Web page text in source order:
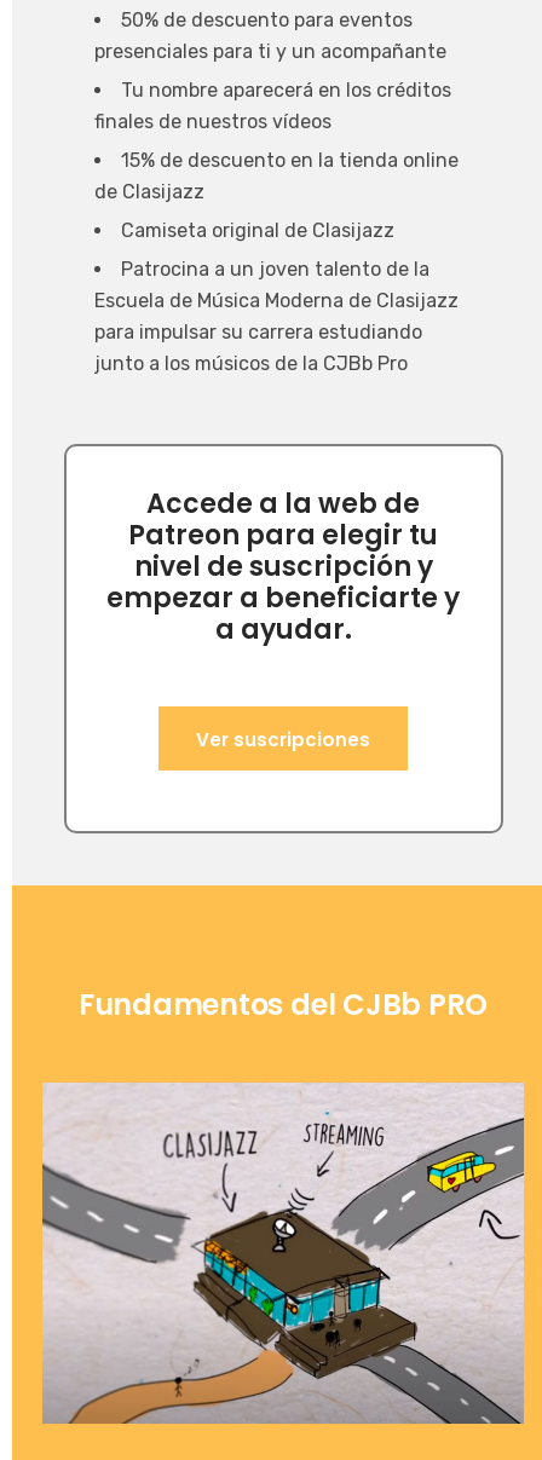
50% de descuento para eventos
presenciales para ti y un acompañante
Tu nombre aparecerá en los créditos
finales de nuestros vídeos
15% de descuento en la tienda online
de Clasijazz
Camiseta original de Clasijazz
Patrocina a un joven talento de la
Escuela de Música Moderna de Clasijazz
para impulsar su carrera estudiando
junto a los músicos de la CJBb Pro
Accede a la web de
Patreon para elegir tu
nivel de suscripción y
empezar a beneficiarte y
a ayudar.
Ver suscripciones
Fundamentos del CJBb PRO